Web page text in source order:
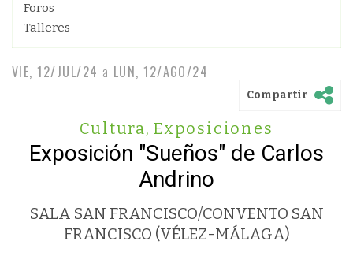
Foros
Talleres
VIE, 12/JUL/24 a LUN, 12/AGO/24
Compartir
Cultura, Exposiciones
Exposición "Sueños" de Carlos
Andrino
SALA SAN FRANCISCO/CONVENTO SAN
FRANCISCO (VÉLEZ-MÁLAGA)